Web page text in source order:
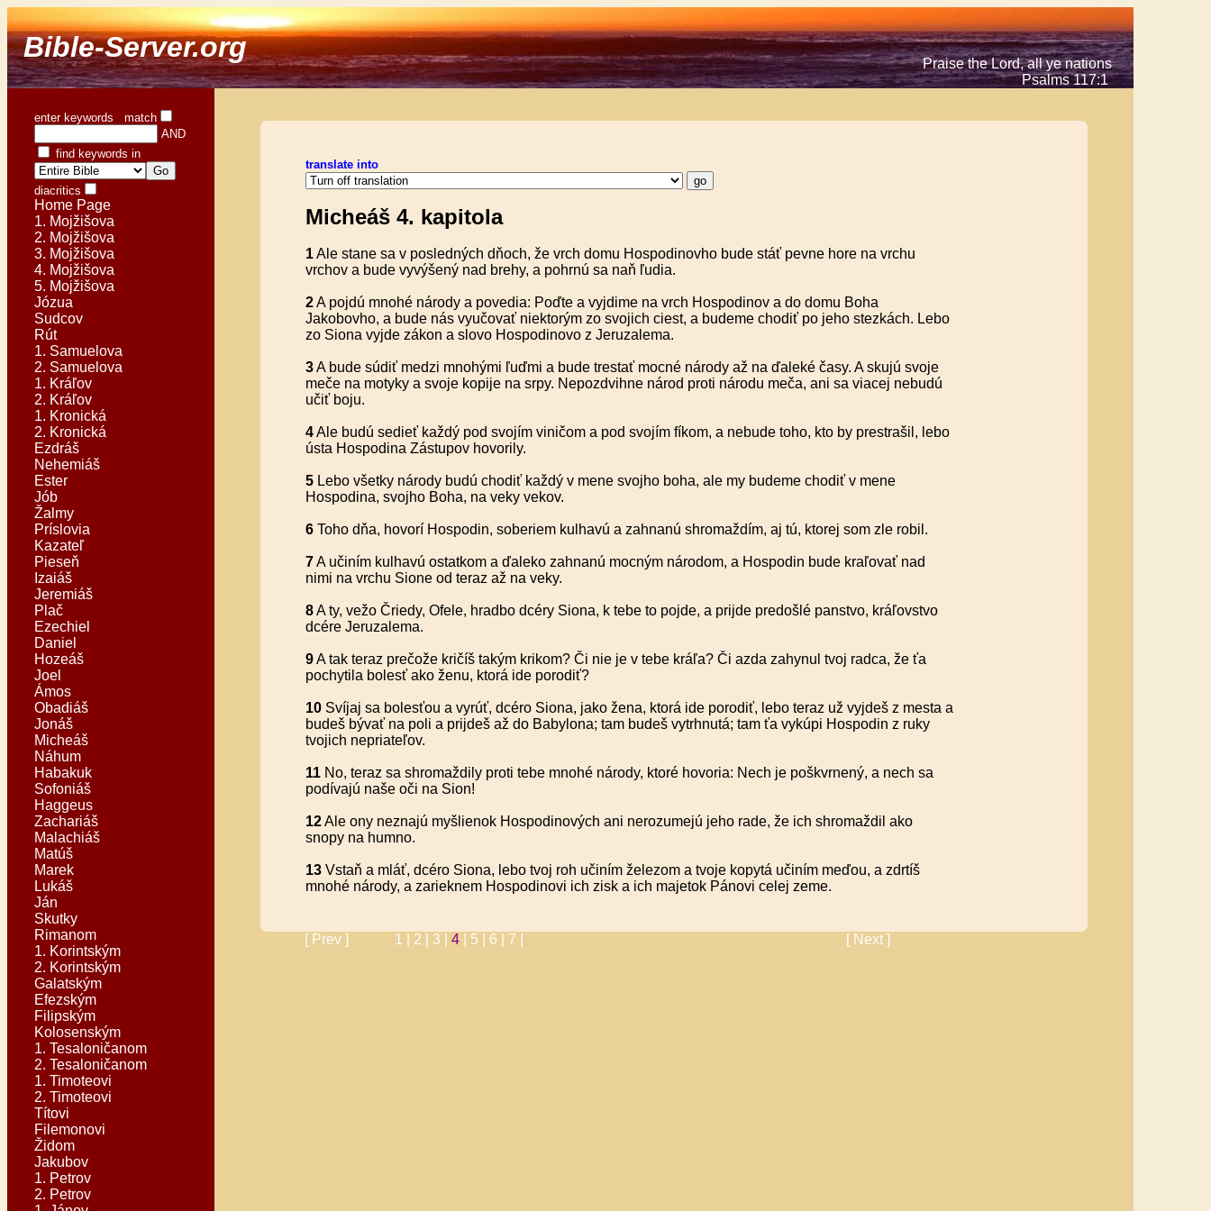
Bible-Server.org
Praise the Lord, all ye nations
Psalms 117:1
enter keywords match
AND
find keywords in
diacritics
Home Page
1. Mojžišova
2. Mojžišova
3. Mojžišova
4. Mojžišova
5. Mojžišova
Józua
Sudcov
Rút
1. Samuelova
2. Samuelova
1. Kráľov
2. Kráľov
1. Kronická
2. Kronická
Ezdráš
Nehemiáš
Ester
Jób
Žalmy
Príslovia
Kazateľ
Pieseň
Izaiáš
Jeremiáš
Plač
Ezechiel
Daniel
Hozeáš
Joel
Ámos
Obadiáš
Jonáš
Micheáš
Náhum
Habakuk
Sofoniáš
Haggeus
Zachariáš
Malachiáš
Matúš
Marek
Lukáš
Ján
Skutky
Rimanom
1. Korintským
2. Korintským
Galatským
Efezským
Filipským
Kolosenským
1. Tesaloničanom
2. Tesaloničanom
1. Timoteovi
2. Timoteovi
Títovi
Filemonovi
Židom
Jakubov
1. Petrov
2. Petrov
translate into
Micheáš 4. kapitola
1Ale stane sa v posledných dňoch, že vrch domu Hospodinovho bude stáť pevne hore na vrchu
vrchov a bude vyvýšený nad brehy, a pohrnú sa naň ľudia.
2A pojdú mnohé národy a povedia: Poďte a vyjdime na vrch Hospodinov a do domu Boha
Jakobovho, a bude nás vyučovať niektorým zo svojich ciest, a budeme chodiť po jeho stezkách. Lebo
zo Siona vyjde zákon a slovo Hospodinovo z Jeruzalema.
3A bude súdiť medzi mnohými ľuďmi a bude trestať mocné národy až na ďaleké časy. A skujú svoje
meče na motyky a svoje kopije na srpy. Nepozdvihne národ proti národu meča, ani sa viacej nebudú
učiť boju.
4Ale budú sedieť každý pod svojím viničom a pod svojím fíkom, a nebude toho, kto by prestrašil, lebo
ústa Hospodina Zástupov hovorily.
5 Lebo všetky národy budú chodiť každý v mene svojho boha, ale my budeme chodiť v mene
Hospodina, svojho Boha, na veky vekov.
6 Toho dňa, hovorí Hospodin, soberiem kulhavú a zahnanú shromaždím, aj tú, ktorej som zle robil.
7A učiním kulhavú ostatkom a ďaleko zahnanú mocným národom, a Hospodin bude kraľovať nad
nimi na vrchu Sione od teraz až na veky.
8A ty, vežo Čriedy, Ofele, hradbo dcéry Siona, k tebe to pojde, a prijde predošlé panstvo, kráľovstvo
dcére Jeruzalema.
9A tak teraz prečože kričíš takým krikom? Či nie je v tebe kráľa? Či azda zahynul tvoj radca, že ťa
pochytila bolesť ako ženu, ktorá ide porodiť?
10 Svíjaj sa bolesťou a vyrúť, dcéro Siona, jako žena, ktorá ide porodiť, lebo teraz už vyjdeš z mesta a
budeš bývať na poli a prijdeš až do Babylona; tam budeš vytrhnutá; tam ťa vykúpi Hospodin z ruky
tvojich nepriateľov.
11 No, teraz sa shromaždily proti tebe mnohé národy, ktoré hovoria: Nech je poškvrnený, a nech sa
podívajú naše oči na Sion!
12Ale ony neznajú myšlienok Hospodinových ani nerozumejú jeho rade, že ich shromaždil ako
snopy na humno.
13 Vstaň a mláť, dcéro Siona, lebo tvoj roh učiním železom a tvoje kopytá učiním meďou, a zdrtíš
mnohé národy, a zarieknem Hospodinovi ich zisk a ich majetok Pánovi celej zeme.
[ Prev ] 1 | 2 | 3 | 4 5 | 6 | 7 | [ Next ]